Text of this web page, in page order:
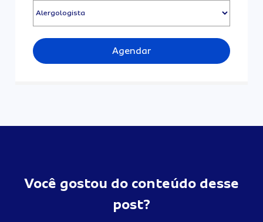
Agendar
Você gostou do conteúdo desse
post?